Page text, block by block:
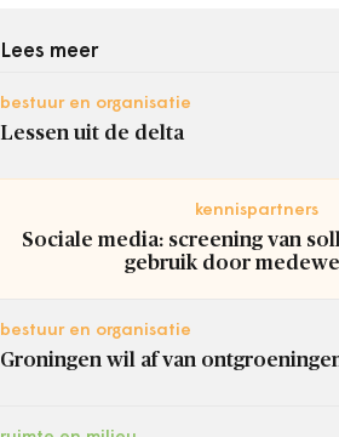
Lees meer
bestuur en organisatie
Lessen uit de delta
kennispartners
Sociale media: screening van
gebruik door
bestuur en organisatie
Groningen wil af van